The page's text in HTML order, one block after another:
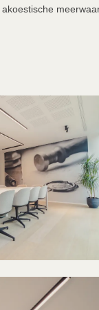
akoestische